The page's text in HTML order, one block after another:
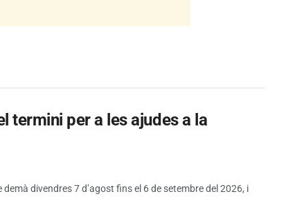
termini per a les ajudes a la
divendres 7 d’agost fins el 6 de setembre del 2026, i